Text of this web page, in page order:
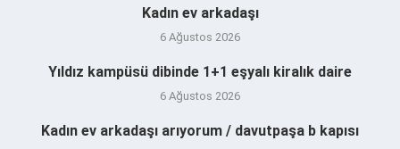
Kadın ev arkadaşı
6 Ağustos 2026
Yıldız kampüsü dibinde 1+1 eşyalı kiralık daire
6 Ağustos 2026
Kadın ev arkadaşı arıyorum / davutpaşa b kapısı